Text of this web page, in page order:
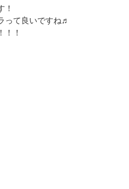
！
って良いですね♬
！！